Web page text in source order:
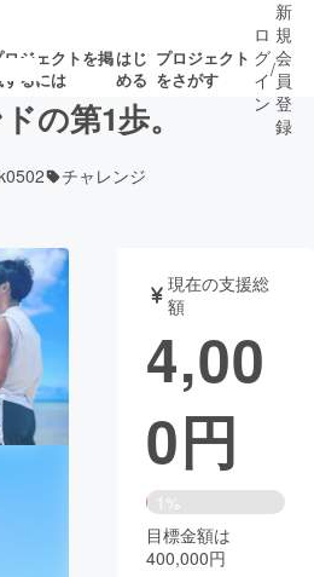
ロジェクトを掲
るには
はじ
める
プロジェクト
をさがす
ジェット ゲーム・サ
チャレンジ
ロ
グ
イ
ン
/
新
規
会
員
登
録
の第1歩。
チャレンジ
現在の支援総
額
4,00
0円
1%
目標金額は
400,000円